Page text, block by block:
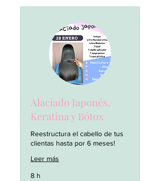
Alaciado Japonés,
Keratina y Bótox
Reestructura el cabello de tus
clientas hasta por 6 meses!
Leer más
8 h